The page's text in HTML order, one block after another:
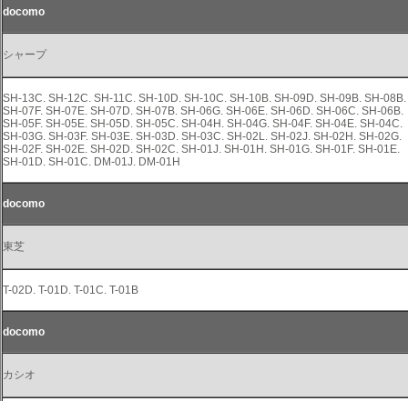
docomo
シャープ
SH-13C. SH-12C. SH-11C. SH-10D. SH-10C. SH-10B. SH-09D. SH-09B. SH-08B.
SH-07F. SH-07E. SH-07D. SH-07B. SH-06G. SH-06E. SH-06D. SH-06C. SH-06B.
SH-05F. SH-05E. SH-05D. SH-05C. SH-04H. SH-04G. SH-04F. SH-04E. SH-04C.
SH-03G. SH-03F. SH-03E. SH-03D. SH-03C. SH-02L. SH-02J. SH-02H. SH-02G.
SH-02F. SH-02E. SH-02D. SH-02C. SH-01J. SH-01H. SH-01G. SH-01F. SH-01E.
SH-01D. SH-01C. DM-01J. DM-01H
docomo
東芝
T-02D. T-01D. T-01C. T-01B
docomo
カシオ